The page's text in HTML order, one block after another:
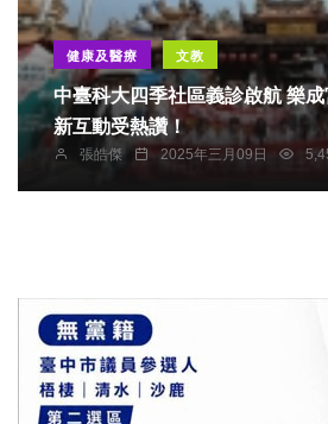
健康及醫療 文教
中臺科大四季社區義診啟航 樂成宮健康服務融入創
新互動受熱讚！
張皓傑 2025年三月09日